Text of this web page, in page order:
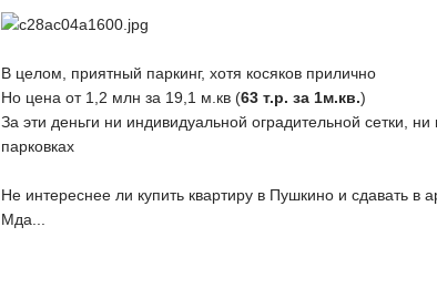
В целом, приятный паркинг, хотя косяков прилично
Но цена от 1,2 млн за 19,1 м.кв (63 т.р. за 1м.кв.)
За эти деньги ни индивидуальной оградительной сетки,
парковках
Не интереснее ли купить квартиру в Пушкино и сдавать в
Мда...